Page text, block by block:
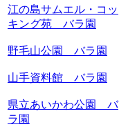
江の島サムエル・コッ
キング苑 バラ園
野毛山公園 バラ園
山手資料館 バラ園
県立あいかわ公園 バ
ラ園